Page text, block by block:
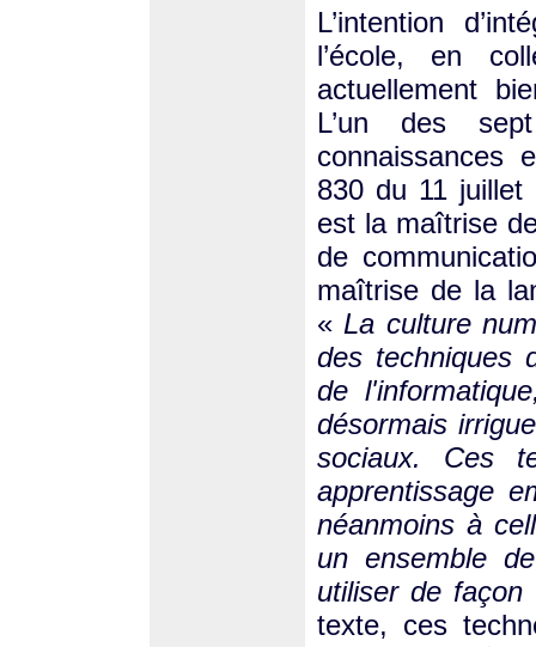
L’intention
l’école, en
actuellement
L’un des
connaissances
830 du 11 juillet
est la maîtrise
de
maîtrise de la
« La culture
des techniques
de
désormais
sociaux. Ces
apprentissage
néanmoins à
un ensemble
utiliser de
texte, ces